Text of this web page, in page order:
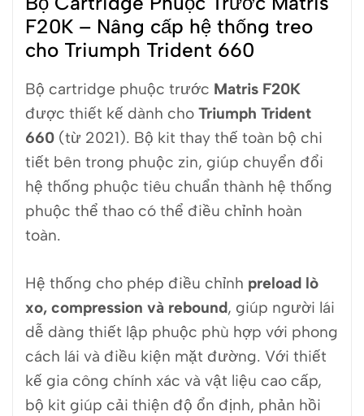
F20K – Nâng cấp hệ thống treo
cho Triumph Trident 660
Bộ cartridge phuộc trước Matris F20K
được thiết kế dành cho Triumph Trident
660 (từ 2021). Bộ kit thay thế toàn bộ chi
tiết bên trong phuộc zin, giúp chuyển đổi
hệ thống phuộc tiêu chuẩn thành hệ thống
phuộc thể thao có thể điều chỉnh hoàn
toàn.
Hệ thống cho phép điều chỉnh preload lò
xo, compression và rebound, giúp người lái
dễ dàng thiết lập phuộc phù hợp với phong
cách lái và điều kiện mặt đường. Với thiết
kế gia công chính xác và vật liệu cao cấp,
bộ kit giúp cải thiện độ ổn định, phản hồi